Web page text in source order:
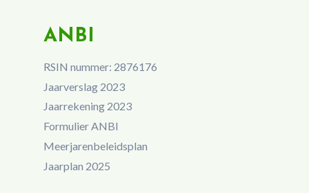
ANBI
RSIN nummer: 2876176
Jaarverslag 2023
Jaarrekening 2023
Formulier ANBI
Meerjarenbeleidsplan
Jaarplan 2025